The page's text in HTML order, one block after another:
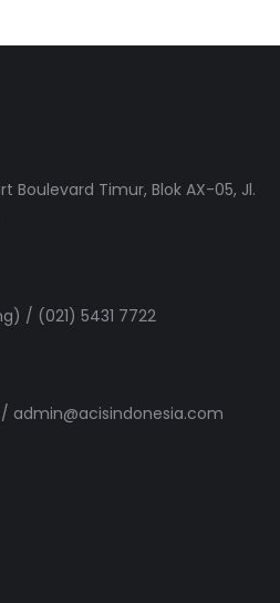
Boulevard Timur, Blok AX-05, Jl.
/ (021) 5431 7722
/ admin@acisindonesia.com